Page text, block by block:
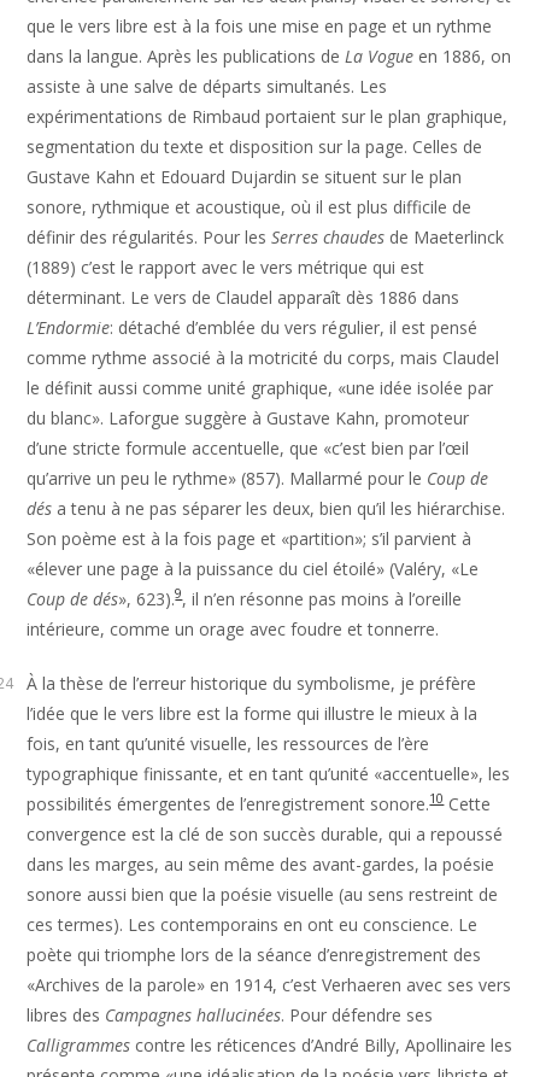
que le vers libre est à la fois une mise en page et un rythme
dans la langue. Après les publications de La Vogue en 1886, on
assiste à une salve de départs simultanés. Les
expérimentations de Rimbaud portaient sur le plan graphique,
segmentation du texte et disposition sur la page. Celles de
Gustave Kahn et Edouard Dujardin se situent sur le plan
sonore, rythmique et acoustique, où il est plus difficile de
définir des régularités. Pour lesSerres chaudes de Maeterlinck
(1889) c’est le rapport avec le vers métrique qui est
déterminant. Le vers de Claudel apparaît dès 1886 dans
L’Endormie: détaché d’emblée du vers régulier, il est pensé
comme rythme associé à la motricité du corps, mais Claudel
le définit aussi comme unité graphique, «une idée isolée par
du blanc». Laforgue suggère à Gustave Kahn, promoteur
d’une stricte formule accentuelle, que «c’est bien par l’œil
qu’arrive un peu le rythme» (857). Mallarmé pour le Coup de
dés a tenu à ne pas séparer les deux, bien qu’il les hiérarchise.
Son poème est à la fois page et «partition»; s’il parvient à
«élever une page à la puissance du ciel étoilé» (Valéry, «Le
Coup de dés», 623).9, il n’en résonne pas moins à l’oreille
intérieure, comme un orage avec foudre et tonnerre.
À la thèse de l’erreur historique du symbolisme, je préfère
l’idée que le vers libre est la forme qui illustre le mieux à la
fois, en tant qu’unité visuelle, les ressources de l’ère
typographique finissante, et en tant qu’unité «accentuelle», les
possibilités émergentes de l’enregistrement sonore.10Cette
convergence est la clé de son succès durable, qui a repoussé
dans les marges, au sein même des avant-gardes, la poésie
sonore aussi bien que la poésie visuelle (au sens restreint de
ces termes). Les contemporains en ont eu conscience. Le
poète qui triomphe lors de la séance d’enregistrement des
«Archives de la parole» en 1914, c’est Verhaeren avec ses vers
libres des Campagnes hallucinées. Pour défendre ses
Calligrammes contre les réticences d’André Billy, Apollinaire les